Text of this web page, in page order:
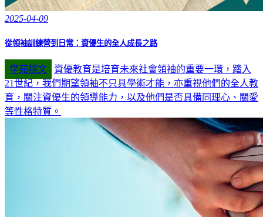
2025-04-09
從領袖訓練營到日常：資優生的全人成長之路
學苑撰文
資優教育是培育未來社會領袖的重要一環，踏入
21世紀，我們期望領袖不只具學術才能，亦重視他們的全人教
育，關注資優生的領導能力，以及他們是否具備同理心、關愛
等性格特質。